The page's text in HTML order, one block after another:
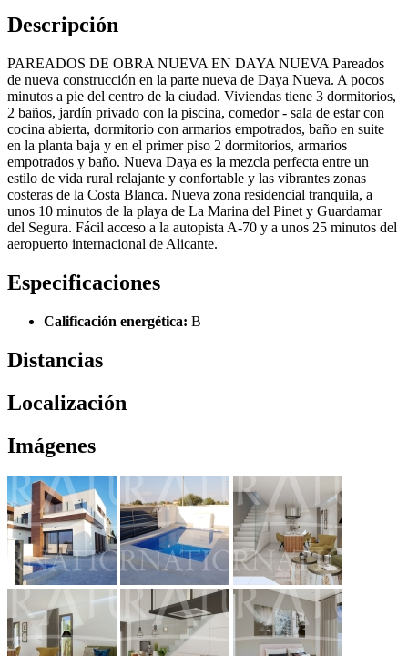
Descripción
PAREADOS DE OBRA NUEVA EN DAYA NUEVA Pareados
de nueva construcción en la parte nueva de Daya Nueva. A pocos
minutos a pie del centro de la ciudad. Viviendas tiene 3 dormitorios,
2 baños, jardín privado con la piscina, comedor - sala de estar con
cocina abierta, dormitorio con armarios empotrados, baño en suite
en la planta baja y en el primer piso 2 dormitorios, armarios
empotrados y baño. Nueva Daya es la mezcla perfecta entre un
estilo de vida rural relajante y confortable y las vibrantes zonas
costeras de la Costa Blanca. Nueva zona residencial tranquila, a
unos 10 minutos de la playa de La Marina del Pinet y Guardamar
del Segura. Fácil acceso a la autopista A-70 y a unos 25 minutos del
aeropuerto internacional de Alicante.
Especificaciones
Calificación energética: B
Distancias
Localización
Imágenes